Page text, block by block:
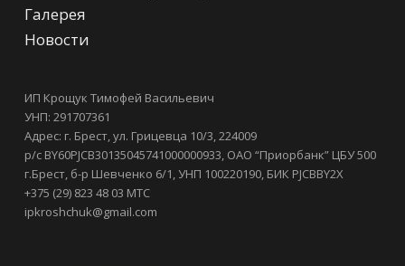
Галерея
Новости
ИП Крощук Тимофей Васильевич
УНП: 291707361
Адрес: г. Брест, ул. Грицевца 10/3, 224009
р/с BY60PJCB30135045741000000933, ОАО “Приорбанк” ЦБУ 500
г.Брест, б-р Шевченко 6/1, УНП 100220190, БИК PJCBBY2X
+375 (29) 823 48 03 МТС
ipkroshchuk@gmail.com